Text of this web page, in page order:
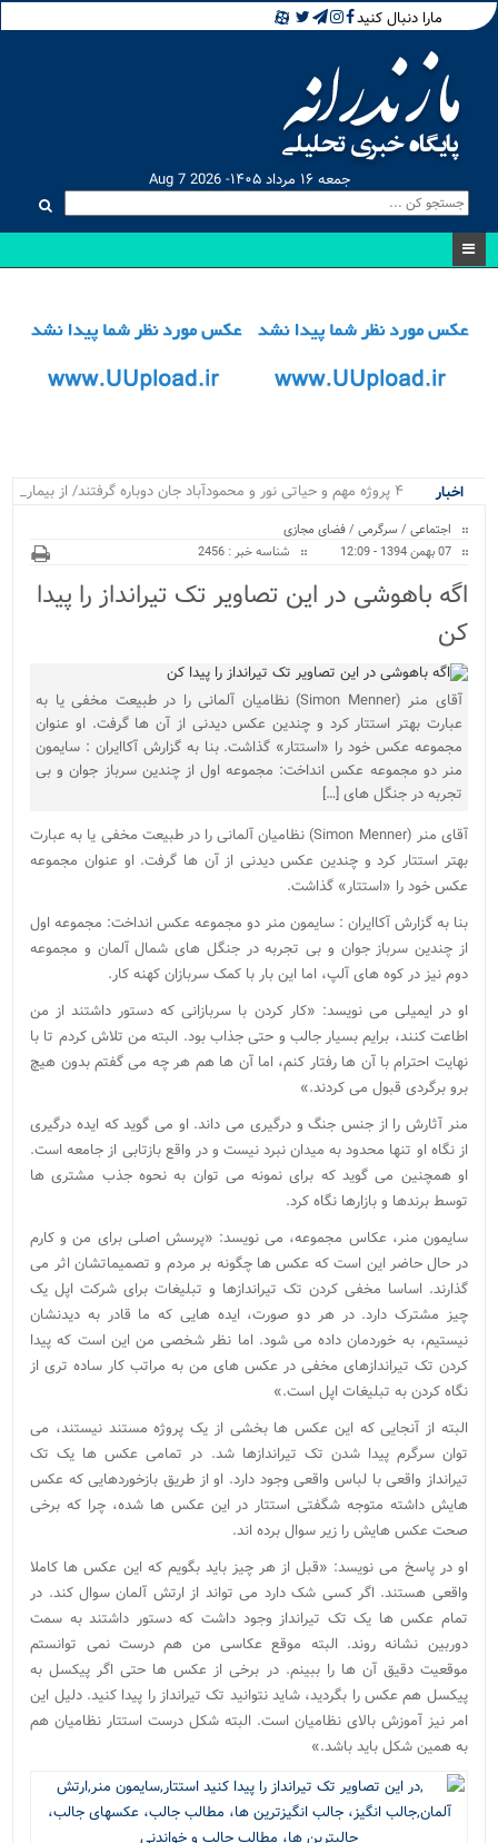
مارا دنبال کنید
جمعه ۱۶ مرداد ۱۴۰۵- Aug 7 2026
اخبار
۴ پروژه مهم و حیاتی نور و محمودآباد جان دوباره گرفتند/ از
بیمارستان نو.
اجتماعی / سرگرمی /فضای مجازی
07 بهمن 1394 - 12:09
شناسه خبر : 2456
اگه باهوشی در این تصاویر تک تیرانداز را پیدا
کن
آقای منر (Simon Menner) نظامیان آلمانی را در طبیعت مخفی یا به
عبارت بهتر استتار کرد و چندین عکس دیدنی از آن ها گرفت. او عنوان
مجموعه عکس خود را «استتار» گذاشت. بنا به گزارش آکاایران : سایمون
منر دو مجموعه عکس انداخت: مجموعه اول از چندین سرباز جوان و بی
تجربه در جنگل های […]
آقای منر (Simon Menner) نظامیان آلمانی را در طبیعت مخفی یا به عبارت
بهتر استتار کرد و چندین عکس دیدنی از آن ها گرفت. او عنوان مجموعه
عکس خود را «استتار» گذاشت.
بنا به گزارش آکاایران : سایمون منر دو مجموعه عکس انداخت: مجموعه اول
از چندین سرباز جوان و بی تجربه در جنگل های شمال آلمان و مجموعه
دوم نیز در کوه های آلپ، اما این بار با کمک سربازان کهنه کار.
او در ایمیلی می نویسد: «کار کردن با سربازانی که دستور داشتند از من
اطاعت کنند، برایم بسیار جالب و حتی جذاب بود. البته من تلاش کردم تا با
نهایت احترام با آن ها رفتار کنم، اما آن ها هم هر چه می گفتم بدون هیچ
برو برگردی قبول می کردند.»
منر آثارش را از جنس جنگ و درگیری می داند. او می گوید که ایده درگیری
از نگاه او تنها محدود به میدان نبرد نیست و در واقع بازتابی از جامعه است.
او همچنین می گوید که برای نمونه می توان به نحوه جذب مشتری ها
توسط برندها و بازارها نگاه کرد.
سایمون منر، عکاس مجموعه، می نویسد: «پرسش اصلی برای من و کارم
در حال حاضر این است که عکس ها چگونه بر مردم و تصمیماتشان اثر می
گذارند. اساسا مخفی کردن تک تیراندازها و تبلیغات برای شرکت اپل یک
چیز مشترک دارد. در هر دو صورت، ایده هایی که ما قادر به دیدنشان
نیستیم، به خوردمان داده می شود. اما نظر شخصی من این است که پیدا
کردن تک تیراندازهای مخفی در عکس های من به مراتب کار ساده تری از
نگاه کردن به تبلیغات اپل است.»
البته از آنجایی که این عکس ها بخشی از یک پروژه مستند نیستند، می
توان سرگرم پیدا شدن تک تیراندازها شد. در تمامی عکس ها یک تک
تیرانداز واقعی با لباس واقعی وجود دارد. او از طریق بازخوردهایی که عکس
هایش داشته متوجه شگفتی استتار در این عکس ها شده، چرا که برخی
صحت عکس هایش را زیر سوال برده اند.
او در پاسخ می نویسد: «قبل از هر چیز باید بگویم که این عکس ها کاملا
واقعی هستند. اگر کسی شک دارد می تواند از ارتش آلمان سوال کند. در
تمام عکس ها یک تک تیرانداز وجود داشت که دستور داشتند به سمت
دوربین نشانه روند. البته موقع عکاسی من هم درست نمی توانستم
موقعیت دقیق آن ها را ببینم. در برخی از عکس ها حتی اگر پیکسل به
پیکسل هم عکس را بگردید، شاید نتوانید تک تیرانداز را پیدا کنید. دلیل این
امر نیز آموزش بالای نظامیان است. البته شکل درست استتار نظامیان هم
به همین شکل باید باشد.»